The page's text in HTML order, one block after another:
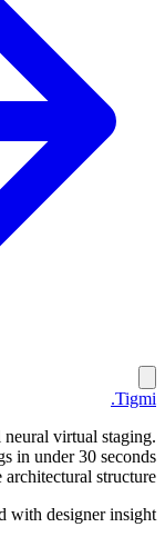
Tigmi
.
virtual staging.
in under 30 seconds
structure.
with designer insight.